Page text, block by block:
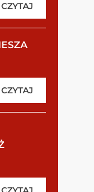
CZYTAJ
CZYTAJ